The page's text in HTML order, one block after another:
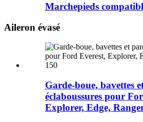
Marchepieds
Aileron évasé
Garde-boue, bavettes
éclaboussures pour
Explorer, Edge,